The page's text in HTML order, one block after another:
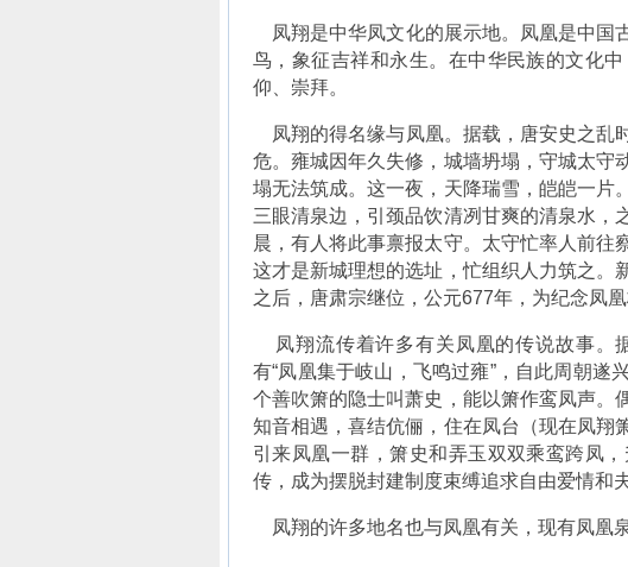
凤翔是中华凤文化的展示地。凤凰是中国
鸟，象征吉祥和永生。在中华民族的文化
仰、崇拜。
凤翔的得名缘与凤凰。据载，唐安史之乱
危。雍城因年久失修，城墙坍塌，守城太守
塌无法筑成。这一夜，天降瑞雪，皑皑一片
三眼清泉边，引颈品饮清冽甘爽的清泉水，
晨，有人将此事禀报太守。太守忙率人前往
这才是新城理想的选址，忙组织人力筑之。
之后，唐肃宗继位，公元677年，为纪念凤
凤翔流传着许多有关凤凰的传说故事。
有“凤凰集于岐山，飞鸣过雍”，自此周朝遂
个善吹箫的隐士叫萧史，能以箫作鸾凤声。
知音相遇，喜结伉俪，住在凤台（现在凤翔
引来凤凰一群，箫史和弄玉双双乘鸾跨凤
传，成为摆脱封建制度束缚追求自由爱情和
凤翔的许多地名也与凤凰有关，现有凤凰